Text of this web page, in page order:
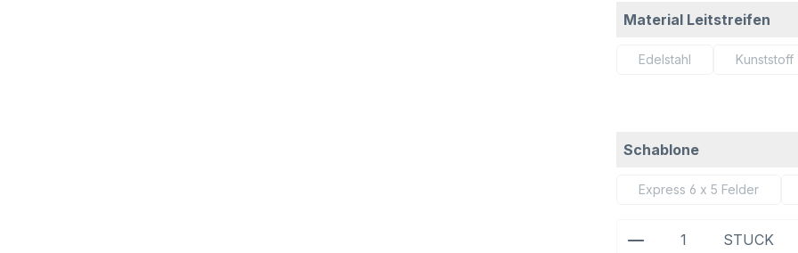
Material Leitstreifen
Edelstahl
(Diese Option ist zurzeit
Kunststoff
Schabloneauswählen
Express 6 x 5 Felder
(Diese Option ist
Produkt Anzahl:
STÜCK